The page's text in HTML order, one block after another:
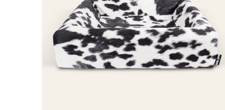
Spara mitt namn, min e-postadress och
skriver en kommentar.